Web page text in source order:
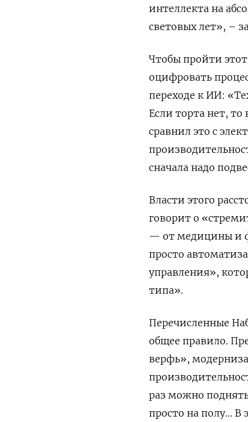
интеллекта на
световых лет», –
Чтобы пройти
оцифровать
переходе к ИИ:
Если торта нет,
сравнил это с
сначала надо
Власти этого
говорит о
— от медицины и
просто
управления»,
типа».
Перечисленные
общее правило.
верфь»,
раз можно
просто на полу...